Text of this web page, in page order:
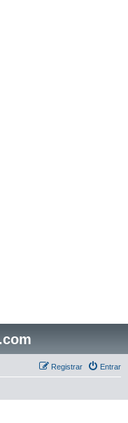
Entrar
Registrar